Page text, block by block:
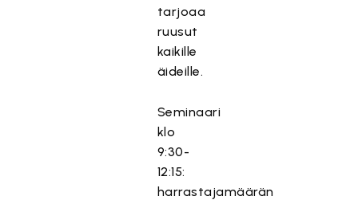
tarjoaa
ruusut
kaikille
äideille.
Seminaari
klo
9:30-
12:15:
harrastajamäärän